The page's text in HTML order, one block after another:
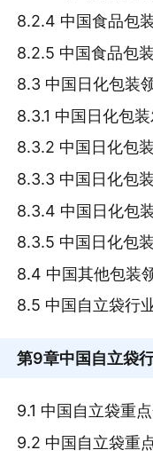
8.2.4 中国食品包
8.2.5 中国食品包
8.3 中国日化包装
8.3.1 中国日化包
8.3.2 中国日化包
8.3.3 中国日化包
8.3.4 中国日化包
8.3.5 中国日化包
8.4 中国其他包装
8.5 中国自立袋行
第9章中国自立袋
9.1 中国自立袋重
9.2 中国自立袋重